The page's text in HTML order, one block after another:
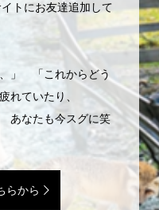
トにお友達追加して
、」 「これからどう
ていたり、
あなたも今スグに笑
らから